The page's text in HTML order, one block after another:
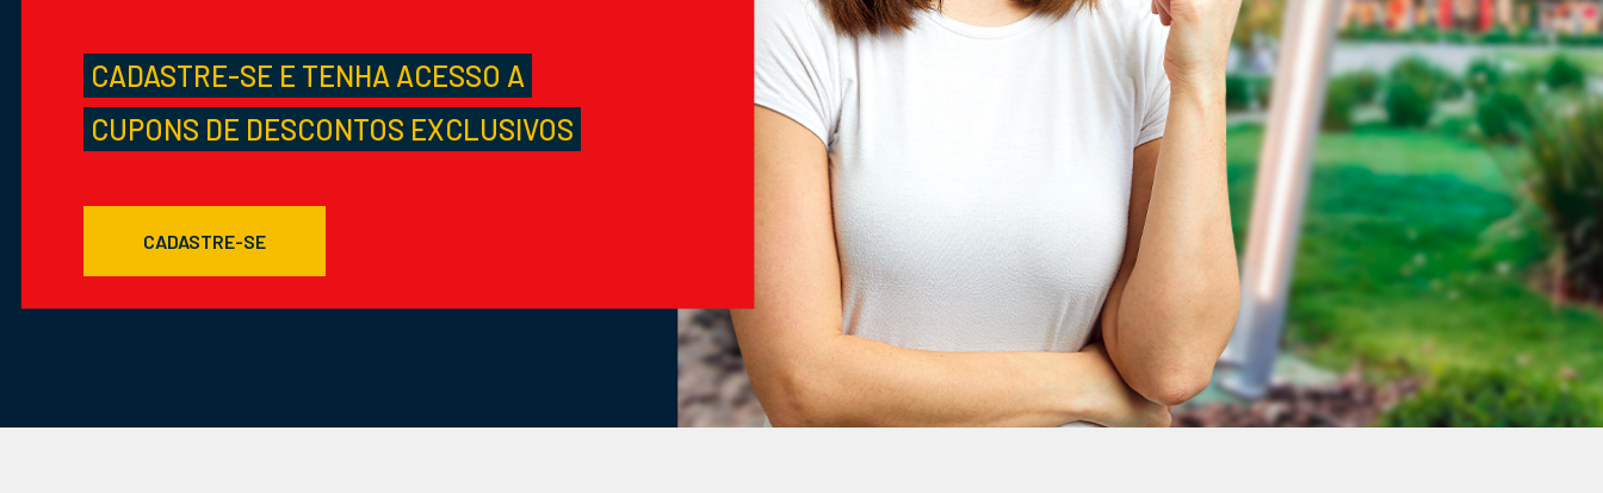
CADASTRE-SE E TENHA ACESSO A
CUPONS DE DESCONTOS EXCLUSIVOS
CADASTRE-SE